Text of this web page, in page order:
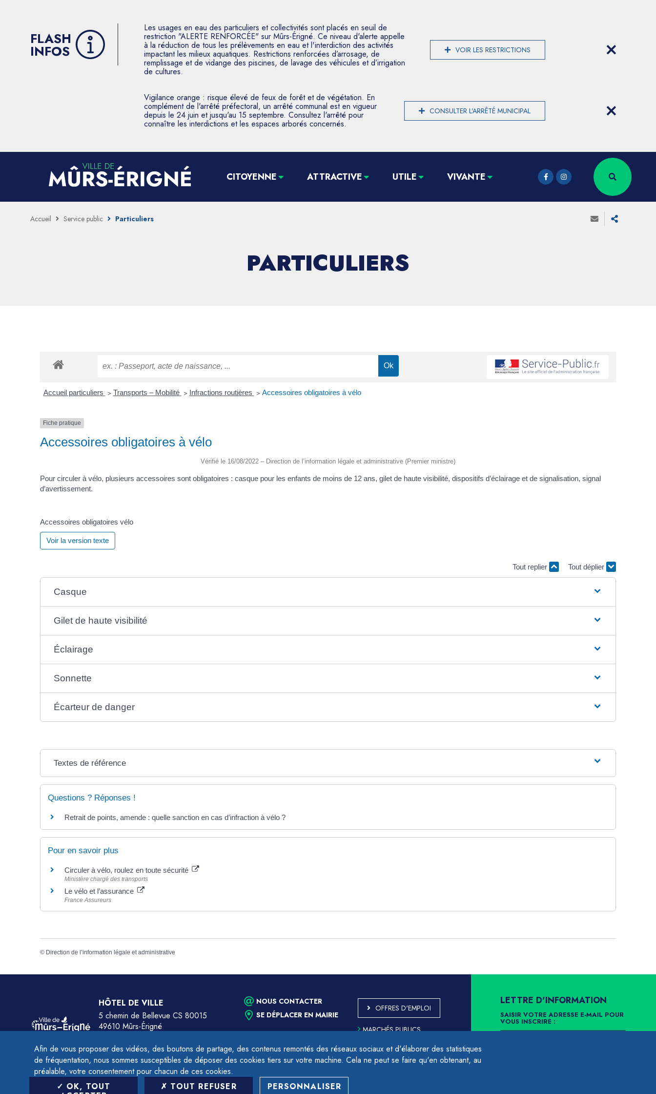
Afin de vous proposer des vidéos, des boutons de partage, des contenus remontés des réseaux sociaux et d'élaborer des statistiques
de fréquentation, nous sommes susceptibles de déposer des cookies tiers sur votre machine. Cela ne peut se faire qu'en obtenant, au
préalable, votre consentement pour chacun de ces cookies.
OK, TOUT
TOUT REFUSER PERSONNALISER
FLASH
INFOS
Les usages en eau des particuliers et collectivités sont placés en seuil de
restriction "ALERTE RENFORCÉE" sur Mûrs-Érigné. Ce niveau d'alerte appelle
à la réduction de tous les prélèvements en eau et l'interdiction des activités
impactant les milieux aquatiques. Restrictions renforcées d’arrosage, de
remplissage et de vidange des piscines, de lavage des véhicules et d’irrigation
de cultures.
VOIR LES RESTRICTIONS
Vigilance orange : risque élevé de feux de forêt et de végétation. En
complément de l'arrêté préfectoral, un arrêté communal est en vigueur
depuis le 24 juin et jusqu'au 15 septembre. Consultez l'arrêté pour
connaître les interdictions et les espaces arborés concernés.
CONSULTER L'ARRÊTÉ MUNICIPAL
CITOYENNE ATTRACTIVE UTILE VIVANTE
Accueil Service public Particuliers
PARTICULIERS
Accueil particuliers > Transports – Mobilité > Infractions routières > Accessoires obligatoires à vélo
Fiche pratique
Accessoires obligatoires à vélo
Vérifié le 16/08/2022 – Direction de l’information légale et administrative (Premier ministre)
Pour circuler à vélo, plusieurs accessoires sont obligatoires : casque pour les enfants de moins de 12 ans, gilet de haute visibilité, dispositifs d’éclairage et de signalisation, signal
d’avertissement.
Accessoires obligatoires vélo
Voir la version texte
Tout replier Tout déplier
Casque
Gilet de haute visibilité
Éclairage
Sonnette
Écarteur de danger
Textes de référence
Questions ? Réponses !
Retrait de points, amende : quelle sanction en cas d’infraction à vélo ?
Pour en savoir plus
Circuler à vélo, roulez en toute sécurité
Ministère chargé des transports
Le vélo et l’assurance
France Assureurs
© Direction de l’information légale et administrative
HÔTEL DE VILLE
5 chemin de Bellevue CS 80015
49610 Mûrs-Érigné
Du lundi au jeudi de 9h à 12h et de 14h à 17h.
Le vendredi de 9h à 12h et de 14h à 16h.
NOUS CONTACTER
SE DÉPLACER EN MAIRIE
OFFRES D'EMPLOI
MARCHÉS PUBLICS
CONFORME
PLAN DU SITE
LETTRE D'INFORMATION
SAISIR VOTRE ADRESSE E-MAIL POUR
VOUS INSCRIRE :